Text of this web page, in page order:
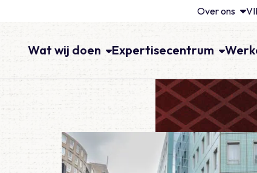
Over ons
Wat wij doen Expertisecentrum